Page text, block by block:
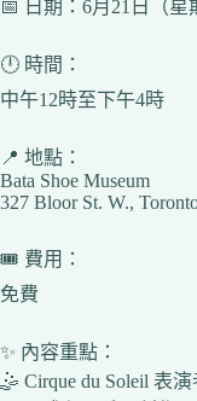
📅 日期：6月21日（星
🕛 時間：
中午12時至下午4時
📍 地點：
Bata Shoe Museum
327 Bloor St. W.,
🎟️ 費用：
免費
✨ 內容重點：
🤹 Cirque du Soleil 表